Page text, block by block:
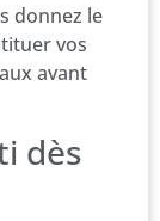
donnez le
vos
avant
dès